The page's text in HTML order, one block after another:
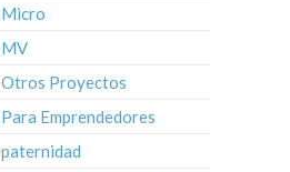
Micro
MV
Otros Proyectos
Para Emprendedores
paternidad